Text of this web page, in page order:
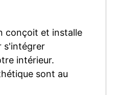
conçoit et installe
s'intégrer
intérieur.
sont au